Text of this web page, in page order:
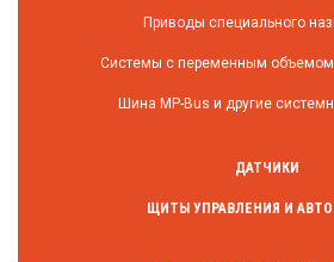
Приводы специального
Системы с переменным объемом
Шина MP-Bus и другие
ДАТЧИКИ
ЩИТЫ УПРАВЛЕНИЯ И